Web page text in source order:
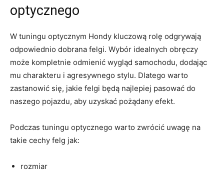
optycznego
W tuningu optycznym Hondy ⁢kluczową rolę odgrywają
odpowiednio dobrana felgi. Wybór idealnych obręczy
może​ kompletnie odmienić wygląd samochodu, dodając ​
mu charakteru i agresywnego stylu. Dlatego‍ warto
zastanowić się, jakie felgi będą najlepiej ‌pasować do
naszego ​pojazdu,‌ aby uzyskać ⁣pożądany efekt.
Podczas tuningu optycznego⁣ warto zwrócić ⁢uwagę​ na
takie cechy ​felg jak:
rozmiar